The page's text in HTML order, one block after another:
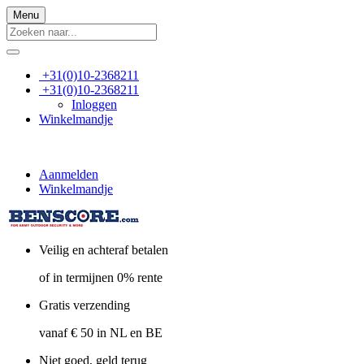
Menu
+31(0)10-2368211
+31(0)10-2368211
Inloggen
Winkelmandje
Aanmelden
Winkelmandje
Veilig en achteraf betalen
of in termijnen 0% rente
Gratis verzending
vanaf € 50 in NL en BE
Niet goed, geld terug